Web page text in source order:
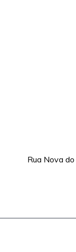
Rua Nova